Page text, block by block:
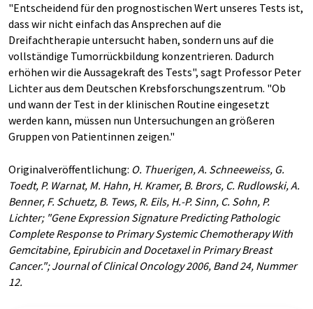
"Entscheidend für den prognostischen Wert unseres Tests ist,
dass wir nicht einfach das Ansprechen auf die
Dreifachtherapie untersucht haben, sondern uns auf die
vollständige Tumorrückbildung konzentrieren. Dadurch
erhöhen wir die Aussagekraft des Tests", sagt Professor Peter
Lichter aus dem Deutschen Krebsforschungszentrum. "Ob
und wann der Test in der klinischen Routine eingesetzt
werden kann, müssen nun Untersuchungen an größeren
Gruppen von Patientinnen zeigen."
Originalveröffentlichung: O. Thuerigen, A. Schneeweiss, G.
Toedt, P. Warnat, M. Hahn, H. Kramer, B. Brors, C. Rudlowski, A.
Benner, F. Schuetz, B. Tews, R. Eils, H.-P. Sinn, C. Sohn, P.
Lichter; "Gene Expression Signature Predicting Pathologic
Complete Response to Primary Systemic Chemotherapy With
Gemcitabine, Epirubicin and Docetaxel in Primary Breast
Cancer."; Journal of Clinical Oncology 2006, Band 24, Nummer
12.